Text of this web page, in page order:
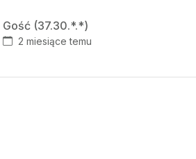
Gość (37.30.*.*)
2 miesiące temu